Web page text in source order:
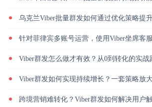
乌克兰Viber批量群发如何通过优化策略提
针对菲律宾多账号运营，使用Viber坐席客服
Viber群发怎么做才有效？从0到转化的实战
Viber群发如何实现持续增长？一套策略放
跨境营销难转化？Viber群发如何解决用户